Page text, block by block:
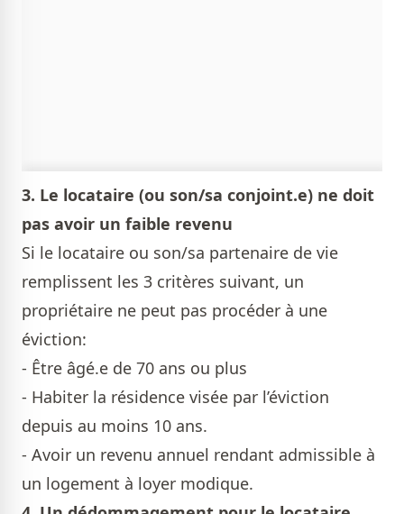
3. Le locataire (ou son/sa conjoint.e) ne doit
pas avoir un faible revenu
Si le locataire ou son/sa partenaire de vie
remplissent les 3 critères suivant, un
propriétaire ne peut pas procéder à une
éviction:
- Être âgé.e de 70 ans ou plus
- Habiter la résidence visée par l’éviction
depuis au moins 10 ans.
- Avoir un revenu annuel rendant admissible à
un logement à loyer modique.